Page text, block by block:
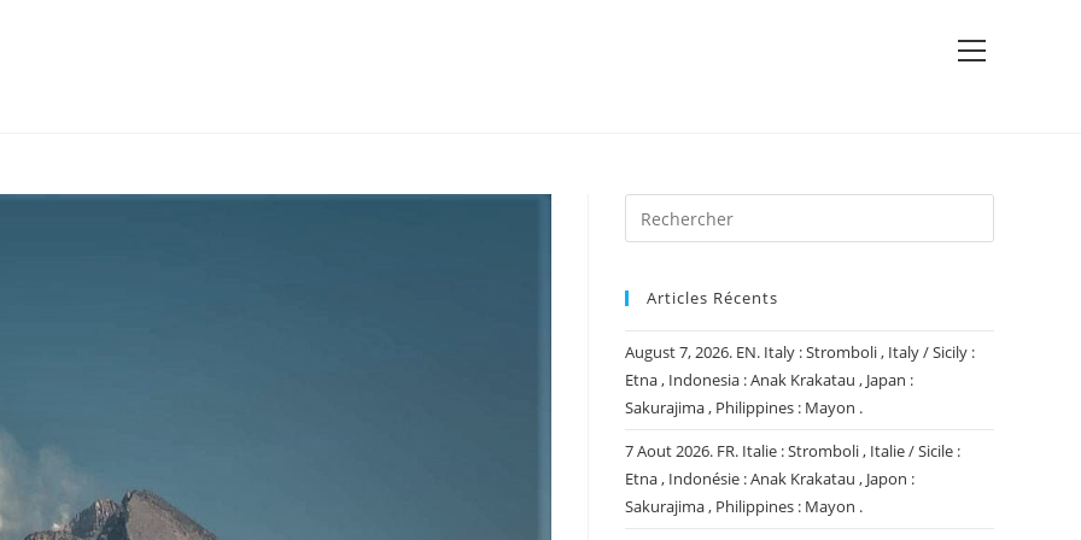
View
Articles Récents
August 7, 2026. EN. Italy : Stromboli , Italy / Sicily :
Etna , Indonesia : Anak Krakatau , Japan :
Sakurajima , Philippines : Mayon .
7 Aout 2026. FR. Italie : Stromboli , Italie / Sicile :
Etna , Indonésie : Anak Krakatau , Japon :
Sakurajima , Philippines : Mayon .